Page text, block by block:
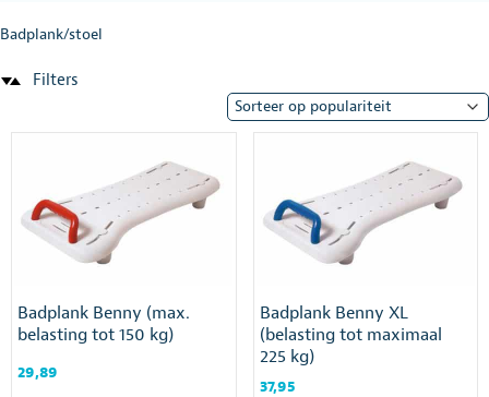
Badplank/stoel
Filters
Badplank Benny (max.
belasting tot 150 kg)
29,89
Badplank Benny XL
(belasting tot maximaal
225 kg)
37,95